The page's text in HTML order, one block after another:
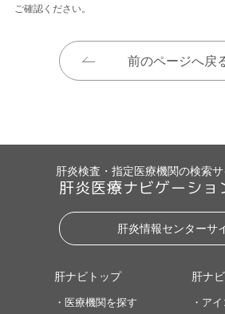
ご確認ください。
前のページへ戻
肝炎検査・指定医療機関の検索サ
肝炎医療ナビゲーショ
肝炎情報センターサ
肝ナビトップ
・医療機関を探す
肝ナ
・ア